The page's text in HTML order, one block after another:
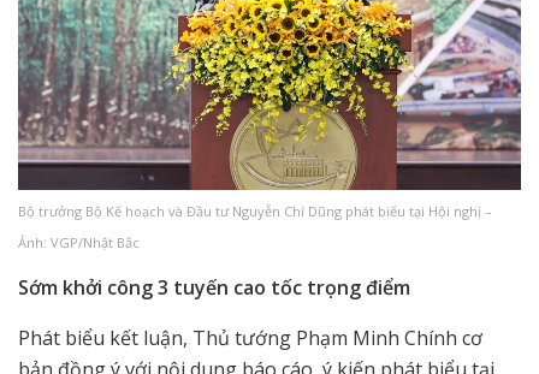
Bộ trưởng Bộ Kế hoạch và Đầu tư Nguyễn Chí Dũng phát biểu tại Hội nghị –
Ảnh: VGP/Nhật Bắc
Sớm khởi công 3 tuyến cao tốc trọng điểm
Phát biểu kết luận, Thủ tướng Phạm Minh Chính cơ